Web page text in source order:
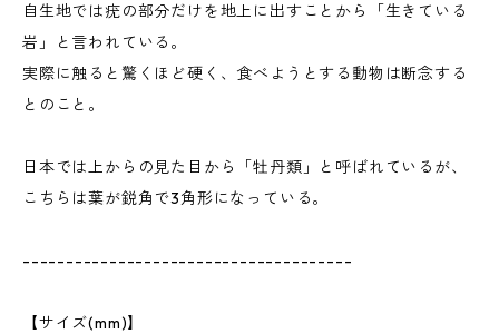
自生地では疣の部分だけを地上に出すことから「生きている
岩」と言われている。
実際に触ると驚くほど硬く、食べようとする動物は断念する
とのこと。
日本では上からの見た目から「牡丹類」と呼ばれているが、
こちらは葉が鋭角で3角形になっている。
--------------------------------------
【サイズ(mm)】